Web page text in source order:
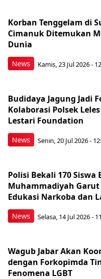
News
Korban Tenggelam di
Cimanuk Ditemukan
Dunia
Kamis, 23 Jul 2026 -
News
Budidaya Jagung Jadi
Kolaborasi Polsek
Lestari Foundation
Senin, 20 Jul 2026 -
News
Polisi Bekali 170 Siswa
Muhammadiyah Garut
Edukasi Narkoba dan
Selasa, 14 Jul 2026 -
Wagub Jabar Akan
dengan Forkopimda
Fenomena LGBT